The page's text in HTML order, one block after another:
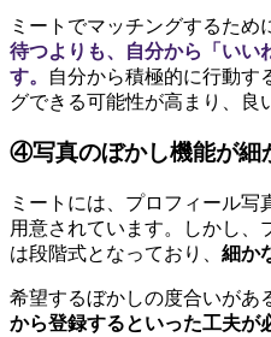
ミートでマッチングするため
待つよりも、自分から「いい
す。
自分から積極的に行動す
グできる可能性が高まり、良
④写真のぼかし機能が細
ミートには、プロフィール
用意されています。しかし、
は段階式となっており、 細か
希望するぼかしの度合いがあ
から登録するといった工夫が